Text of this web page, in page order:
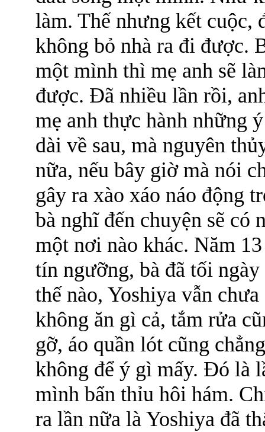
làm. Thế nhưng kết cuộc,
không bỏ nhà ra đi được.
một mình thì mẹ anh sẽ
được. Đã nhiều lần rồi,
mẹ anh thực hành những
dài về sau, mà nguyên
nữa, nếu bây giờ mà nói
gây ra xào xáo náo động
bà nghĩ đến chuyện sẽ có
một nơi nào khác. Năm
tín ngưỡng, bà đã tối
thế nào, Yoshiya vẫn
không ăn gì cả, tắm rửa
gỡ, áo quần lót cũng
không để ý gì mấy. Đó là
mình bẩn thỉu hôi hám.
ra lần nữa là Yoshiya đã